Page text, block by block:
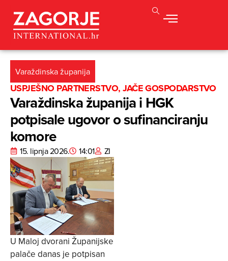
Varaždinska županija
USPJEŠNO PARTNERSTVO, JAČE GOSPODARSTVO
Varaždinska županija i HGK
potpisale ugovor o sufinanciranju
komore
15. lipnja 2026. 14:01 ZI
U Maloj dvorani Županijske
palače danas je potpisan